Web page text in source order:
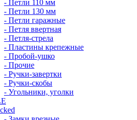
- Петли 110 мм
- Петли 130 мм
- Петли гаражные
- Петля ввертная
- Петля-стрела
- Пластины крепежные
- Пробой-ушко
- Прочие
- Ручки-завертки
- Ручки-скобы
- Угольники, уголки